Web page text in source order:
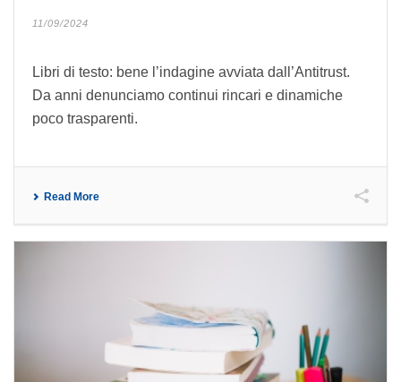
11/09/2024
Libri di testo: bene l’indagine avviata dall’Antitrust.
Da anni denunciamo continui rincari e dinamiche
poco trasparenti.
Read More